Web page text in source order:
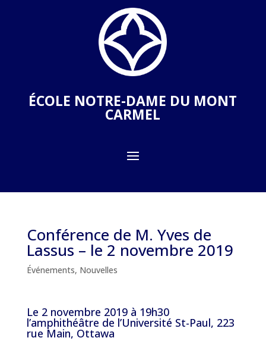
ÉCOLE NOTRE-DAME DU MONT
CARMEL
Conférence de M. Yves de
Lassus – le 2 novembre 2019
Événements, Nouvelles
Le 2 novembre 2019 à 19h30
l’amphithéâtre de l’Université St-Paul, 223
rue Main, Ottawa